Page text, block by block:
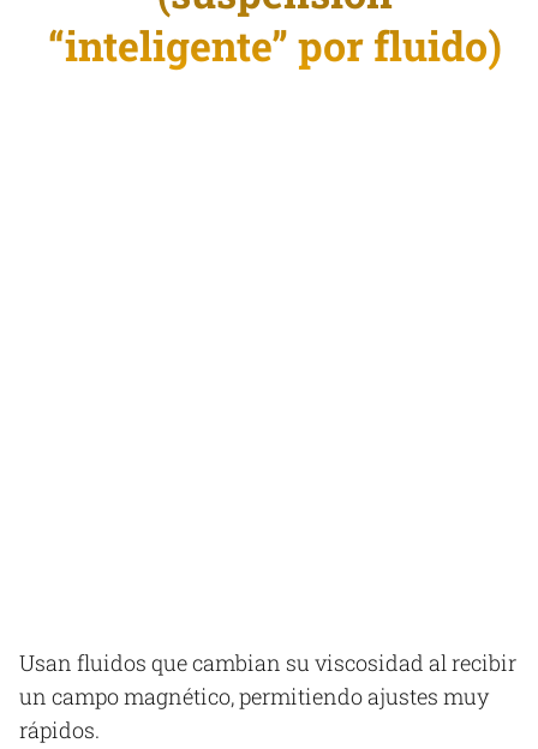
“inteligente” por fluido)
Usan fluidos que cambian su viscosidad al recibir
un campo magnético, permitiendo ajustes muy
rápidos.​